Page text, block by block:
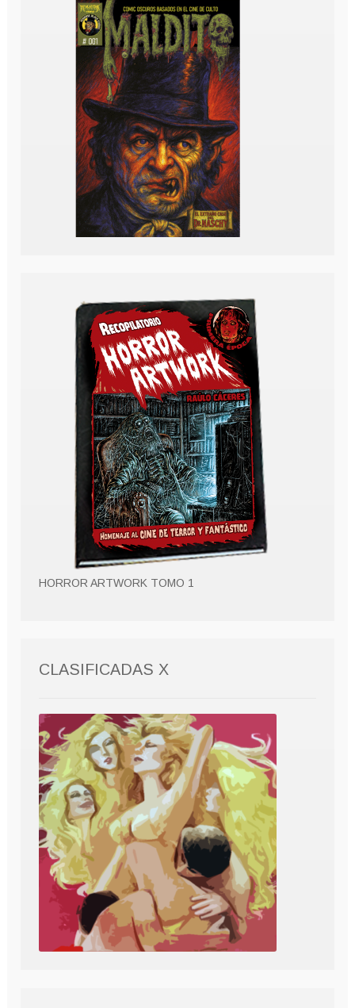
HORROR ARTWORK TOMO 1
CLASIFICADAS X